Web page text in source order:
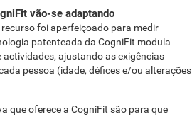
vão-se adaptando
recurso foi aperfeiçoado para medir
patenteada da CogniFit modula
ajustando as exigências
pessoa (idade, défices e/ou alterações
que oferece a CogniFit são para que